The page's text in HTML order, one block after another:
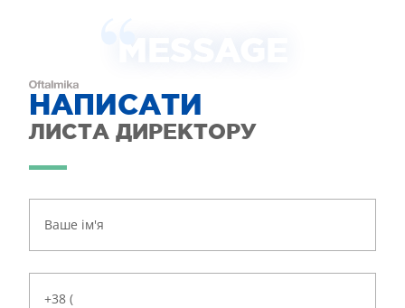
НАПИСАТИ
ЛИСТА ДИРЕКТОРУ